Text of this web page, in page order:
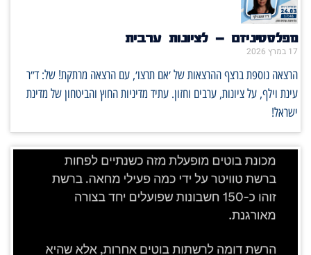
מפלסטיניזם – לציונות ערבית
הרצאה נוספת ברצף ההרצאות של ׳אם תרצו׳, עם הרצאה מרתקת! של: ד״ר
עינת וילף, על ציונות, ערבים וחזון. עתיד מדיניות החוץ והביטחון של מדינת
ישראל!